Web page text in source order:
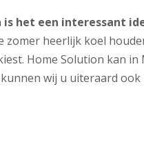
het een interessant
zomer heerlijk koel
Home Solution kan in
wij u uiteraard